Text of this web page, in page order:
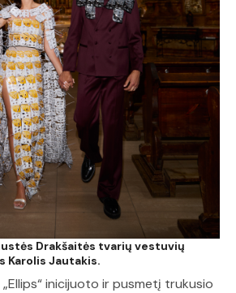
Drakšaitės tvarių vestuvių
Karolis Jautakis.
inicijuoto ir pusmetį trukusio